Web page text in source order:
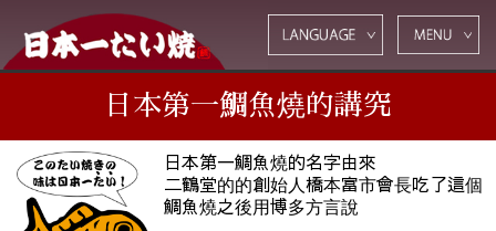
日本第一鯛魚燒的講究
日本第一鯛魚燒的名字由來
二鶴堂的的創始人橋本富市會長吃了這個
鯛魚燒之後用博多方言說